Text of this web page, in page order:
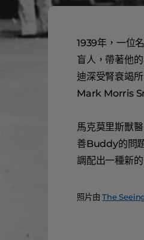
1939年，一位
盲人，帶著他
迪深受腎衰竭
Mark Morris
馬克莫里斯獸
善Buddy的問
調配出一種新
照片由The